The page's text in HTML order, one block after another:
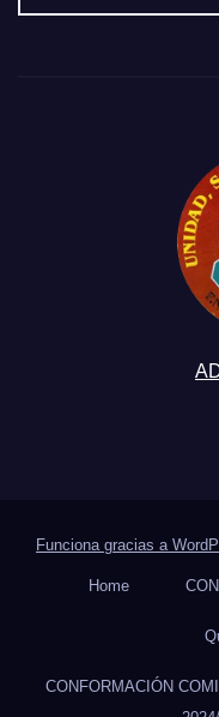
Funciona gracias a
Home
CONFORMACIÓN